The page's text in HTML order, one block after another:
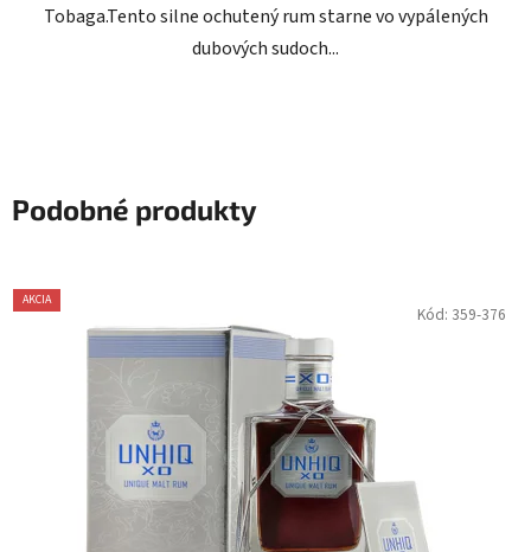
Tobaga.Tento silne ochutený rum starne vo vypálených
dubových sudoch...
Podobné produkty
AKCIA
Kód: 359-376